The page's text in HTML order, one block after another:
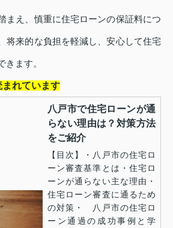
まえ、慎重に住宅ローンの保証料につ
将来的な負担を軽減し、安心して住宅
きます。
れています
八戸市で住宅ローンが通
らない理由は？対策方法
をご紹介
【目次】・八戸市の住宅ロ
ーン審査基準とは・住宅ロ
ーンが通らない主な理由・
住宅ローン審査に通るため
の対策・ 八戸市の住宅ロ
ーン通過の成功事例と学